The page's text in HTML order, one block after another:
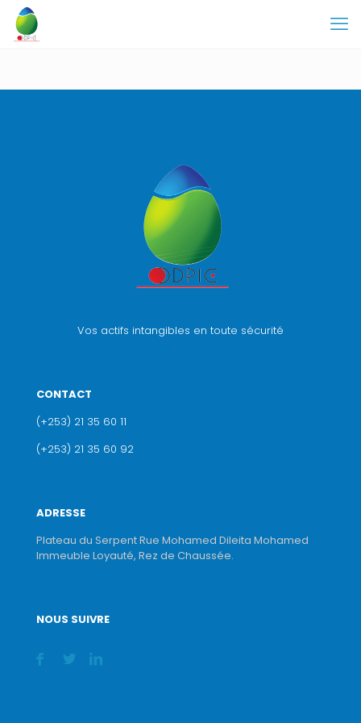
Vos actifs intangibles en toute sécurité
CONTACT
(+253) 21 35 60 11
(+253) 21 35 60 92
ADRESSE
Plateau du Serpent Rue Mohamed Dileita Mohamed
Immeuble Loyauté, Rez de Chaussée.
NOUS SUIVRE